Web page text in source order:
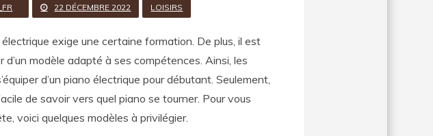
22 DÉCEMBRE 2022 LOISIRS
exige une certaine formation. De plus, il est
d’un modèle adapté à ses compétences. Ainsi, les
d’un piano électrique pour débutant. Seulement,
de savoir vers quel piano se tourner. Pour vous
voici quelques modèles à privilégier.